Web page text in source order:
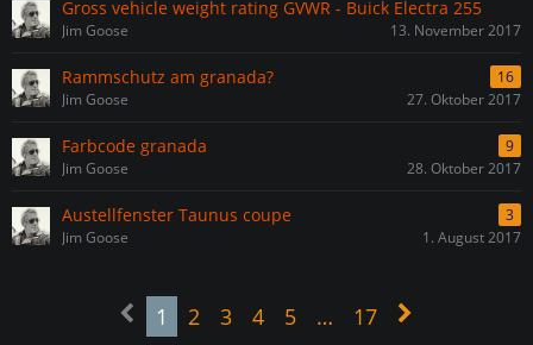
Gross vehicle weight rating GVWR - Buick Electra 255
Jim Goose 13. November 2017
Rammschutz am granada?
16
Jim Goose
27. Oktober 2017
Farbcode granada
9
Jim Goose
28. Oktober 2017
Austellfenster Taunus coupe
3
Jim Goose
1. August 2017
1 2 3 4 5 … 17